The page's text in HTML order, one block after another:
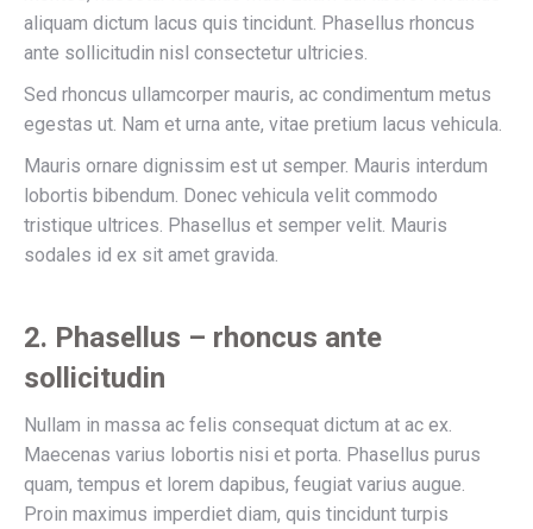
aliquam dictum lacus quis tincidunt. Phasellus rhoncus
ante sollicitudin nisl consectetur ultricies.
Sed rhoncus ullamcorper mauris, ac condimentum metus
egestas ut. Nam et urna ante, vitae pretium lacus vehicula.
Mauris ornare dignissim est ut semper. Mauris interdum
lobortis bibendum. Donec vehicula velit commodo
tristique ultrices. Phasellus et semper velit. Mauris
sodales id ex sit amet gravida.
2. Phasellus – rhoncus ante
sollicitudin
Nullam in massa ac felis consequat dictum at ac ex.
Maecenas varius lobortis nisi et porta. Phasellus purus
quam, tempus et lorem dapibus, feugiat varius augue.
Proin maximus imperdiet diam, quis tincidunt turpis